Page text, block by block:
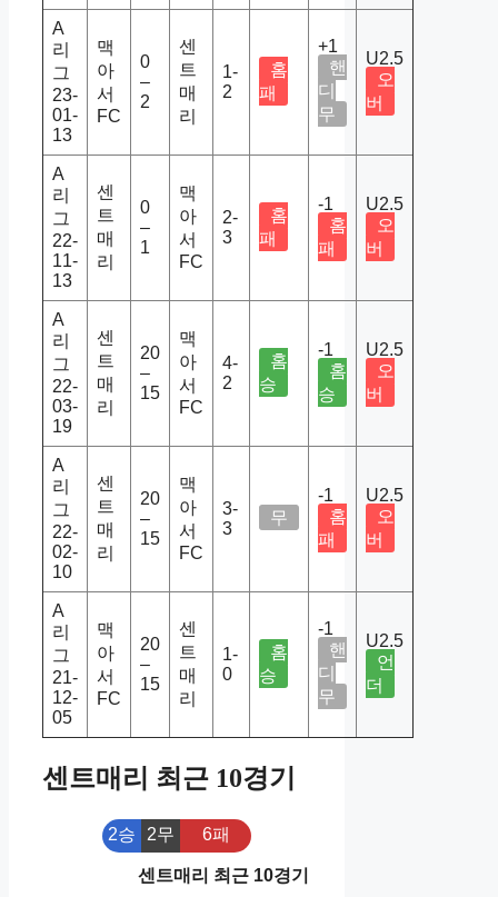
A
리
그
23-
01-
13
맥
아
서
FC
0
–
2
센
트
매
리
1-
2
홈
패
+1
핸
디
무
U2.5
오
버
A
리
그
22-
11-
13
센
트
매
리
0
–
1
맥
아
서
FC
2-
3
홈
패
-1
홈
패
U2.5
오
버
A
리
그
22-
03-
19
센
트
매
리
20
–
15
맥
아
서
FC
4-
2
홈
승
-1
홈
승
U2.5
오
버
A
리
그
22-
02-
10
센
트
매
리
20
–
15
맥
아
서
FC
3-
3
무
-1
홈
패
U2.5
오
버
A
리
그
21-
12-
05
맥
아
서
FC
20
–
15
센
트
매
리
1-
0
홈
승
-1
핸
디
무
U2.5
언
더
센트매리 최근 10경기
2승 2무 6패
센트매리 최근 10경기